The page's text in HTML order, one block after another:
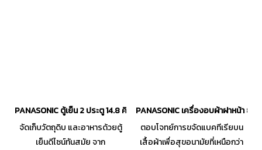
PANASONIC ตู้เย็น 2 ประตู 14.8 คิว รุ่น NR-BX471 อินเวอร์เตอร์
จัดเก็บวัตถุดิบ และอาหารด้วยตู้
เย็นดีไซน์ทันสมัย จาก
PANASONIC เครื่องอบผ้าฝาหน้า 8
ตอบโจทย์การขจัดแบคทีเรียบน
เสื้อผ้าเพื่อสุขอนามัยที่เหนือกว่า